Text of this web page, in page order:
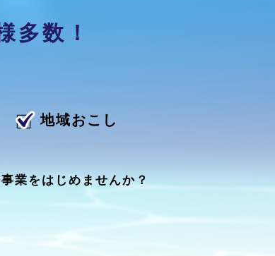
多数！
地域おこし
業をはじめませんか？